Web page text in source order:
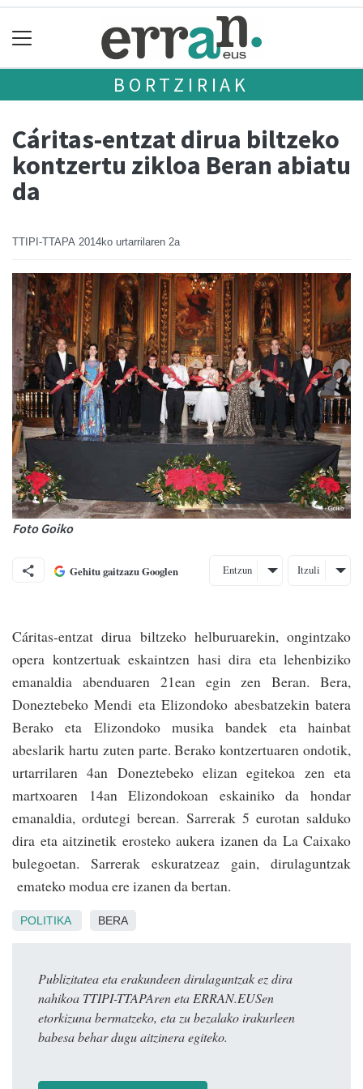
BORTZIRIAK
Cáritas-entzat dirua biltzeko
kontzertu zikloa Beran abiatu
da
TTIPI-TTAPA 2014ko urtarrilaren 2a
Foto Goiko
Gehitu gaitzazu Googlen Entzun Itzuli
Cáritas-entzat dirua biltzeko helburuarekin, ongintzako
opera kontzertuak eskaintzen hasi dira eta lehenbiziko
emanaldia abenduaren 21ean egin zen Beran. Bera,
Doneztebeko Mendi eta Elizondoko abesbatzekin batera
Berako eta Elizondoko musika bandek eta hainbat
abeslarik hartu zuten parte. Berako kontzertuaren ondotik,
urtarrilaren 4an Doneztebeko elizan egitekoa zen eta
martxoaren 14an Elizondokoan eskainiko da hondar
emanaldia, ordutegi berean. Sarrerak 5 eurotan salduko
dira eta aitzinetik erosteko aukera izanen da La Caixako
bulegoetan. Sarrerak eskuratzeaz gain, dirulaguntzak
emateko modua ere izanen da bertan.
POLITIKA BERA
Publizitatea eta erakundeen dirulaguntzak ez dira
nahikoa TTIPI-TTAPAren eta ERRAN.EUSen
etorkizuna bermatzeko, eta zu bezalako irakurleen
babesa behar dugu aitzinera egiteko.